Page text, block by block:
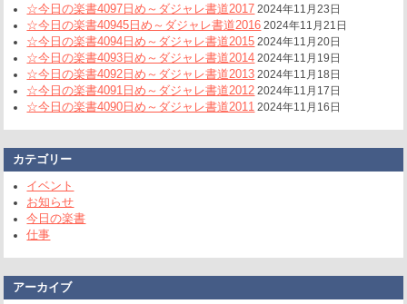
☆今日の楽書4097日め～ダジャレ書道2017 2024年11月23日
☆今日の楽書40945日め～ダジャレ書道2016 2024年11月21日
☆今日の楽書4094日め～ダジャレ書道2015 2024年11月20日
☆今日の楽書4093日め～ダジャレ書道2014 2024年11月19日
☆今日の楽書4092日め～ダジャレ書道2013 2024年11月18日
☆今日の楽書4091日め～ダジャレ書道2012 2024年11月17日
☆今日の楽書4090日め～ダジャレ書道2011 2024年11月16日
カテゴリー
イベント
お知らせ
今日の楽書
仕事
アーカイブ